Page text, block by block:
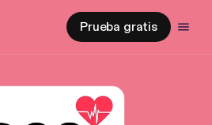
Prueba gratis